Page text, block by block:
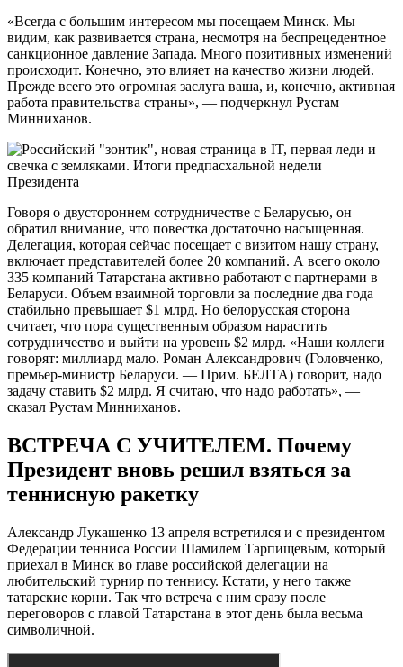
«Всегда с большим интересом мы посещаем Минск. Мы
видим, как развивается страна, несмотря на беспрецедентное
санкционное давление Запада. Много позитивных изменений
происходит. Конечно, это влияет на качество жизни людей.
Прежде всего это огромная заслуга ваша, и, конечно, активная
работа правительства страны», — подчеркнул Рустам
Минниханов.
Говоря о двустороннем сотрудничестве с Беларусью, он
обратил внимание, что повестка достаточно насыщенная.
Делегация, которая сейчас посещает с визитом нашу страну,
включает представителей более 20 компаний. А всего около
335 компаний Татарстана активно работают с партнерами в
Беларуси. Объем взаимной торговли за последние два года
стабильно превышает $1 млрд. Но белорусская сторона
считает, что пора существенным образом нарастить
сотрудничество и выйти на уровень $2 млрд. «Наши коллеги
говорят: миллиард мало. Роман Александрович (Головченко,
премьер-министр Беларуси. — Прим. БЕЛТА) говорит, надо
задачу ставить $2 млрд. Я считаю, что надо работать», —
сказал Рустам Минниханов.
ВСТРЕЧА С УЧИТЕЛЕМ. Почему
Президент вновь решил взяться за
теннисную ракетку
Александр Лукашенко 13 апреля встретился и с президентом
Федерации тенниса России Шамилем Тарпищевым, который
приехал в Минск во главе российской делегации на
любительский турнир по теннису. Кстати, у него также
татарские корни. Так что встреча с ним сразу после
переговоров с главой Татарстана в этот день была весьма
символичной.